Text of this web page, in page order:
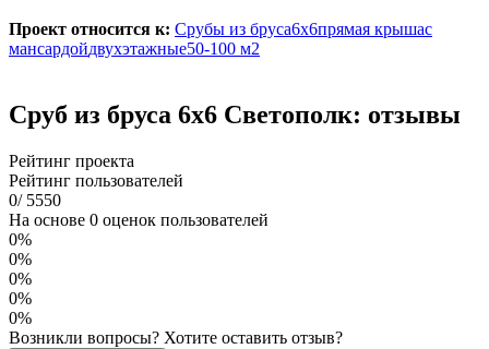
Проект относится к: Срубы из бруса6х6прямая крышас
мансардойдвухэтажные50-100 м2
Сруб из бруса 6х6 Светополк: отзывы
Рейтинг проекта
Рейтинг пользователей
0/5550
На основе 0 оценок пользователей
0%
0%
0%
0%
0%
Возникли вопросы? Хотите оставить отзыв?